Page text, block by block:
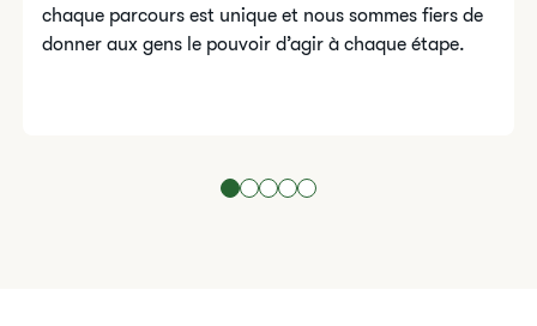
chaque parcours est unique et nous sommes fiers de
donner aux gens le pouvoir d’agir à chaque étape.